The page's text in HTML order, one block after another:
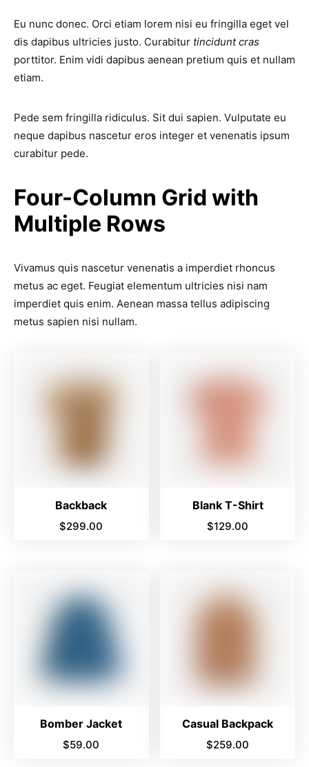
Eu nunc donec. Orci etiam lorem nisi eu fringilla eget vel
dis dapibus ultricies justo. Curabitur tincidunt cras
porttitor. Enim vidi dapibus aenean pretium quis et nullam
etiam.
Pede sem fringilla ridiculus. Sit dui sapien. Vulputate eu
neque dapibus nascetur eros integer et venenatis ipsum
curabitur pede.
Four-Column Grid with
Multiple Rows
Vivamus quis nascetur venenatis a imperdiet rhoncus
metus ac eget. Feugiat elementum ultricies nisi nam
imperdiet quis enim. Aenean massa tellus adipiscing
metus sapien nisi nullam.
Backback
$299.00
Blank T-Shirt
$129.00
Bomber Jacket
$59.00
Casual Backpack
$259.00